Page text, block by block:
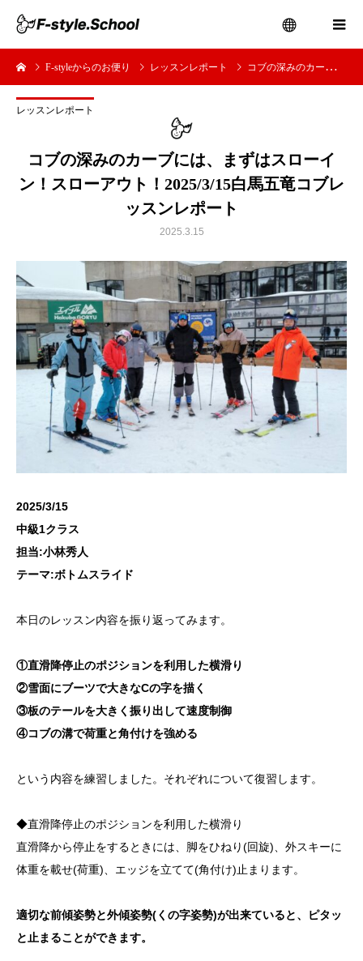
menu
F-styleからのお便り レッスンレポート コブの深みのカーブには、まずはスローイン！スローアウト！2025/3/15白馬五竜コブレッスンレポート
レッスンレポート
コブの深みのカーブには、まずはスローイ
ン！スローアウト！2025/3/15白馬五竜コブレ
ッスンレポート
2025.3.15
2025/3/15
中級1クラス
担当:小林秀人
テーマ:ボトムスライド
本日のレッスン内容を振り返ってみます。
①直滑降停止のポジションを利用した横滑り
②雪面にブーツで大きなCの字を描く
③板のテールを大きく振り出して速度制御
④コブの溝で荷重と角付けを強める
という内容を練習しました。それぞれについて復習します。
◆直滑降停止のポジションを利用した横滑り
直滑降から停止をするときには、脚をひねり(回旋)、外スキーに
体重を載せ(荷重)、エッジを立てて(角付け)止まります。
適切な前傾姿勢と外傾姿勢(くの字姿勢)が出来ていると、ピタッ
と止まることができます。